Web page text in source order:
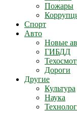
Пожары
Спорт
Авто
Новые
ГИБДД
Дороги
Другие
Культура
Наука